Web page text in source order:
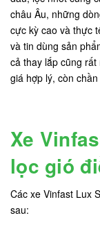
châu Âu, những
cực kỳ cao và thực
và tin dùng sản
cả thay lắp cũng
giá hợp lý, còn
Xe
lọc gió
Các xe Vinfast Lux
sau: